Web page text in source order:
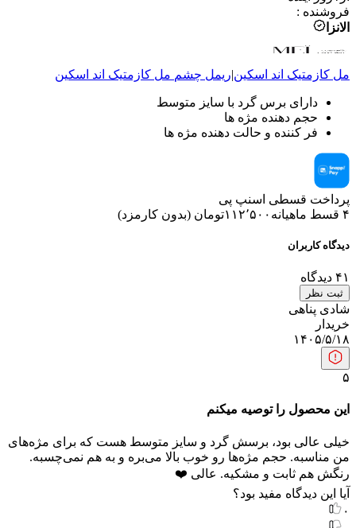
فروشنده :
الانزا
مل کازمتیک اند اسکین|ریمل چشم مل کازمتیک اند اسکین
دارای برس گرد با سایز متوسط
حجم دهنده مژه ها
فر کننده و حالت دهنده مژه ها
پرداخت قسطی اسنپ پی
۴ قسط ماهیانه
۱۱۲٬۵۰۰تومان (بدون کارمزد)
دیدگاه کاربران
۴۱ دیدگاه
ثبت نظر
شادی پناهی
خریدار
۱۴۰۵/۵/۱۸
۵
این محصول را توصیه میکنم
خیلی عالی بود، برسش گرد و سایز متوسط هست که برای مژه‌های
من مناسبه. حجم مژه‌ها رو خوب بالا می‌بره و به هم نمی‌چسبه.
رنگش هم ثابت و مشکیه. عالی ❤️
آیا این دیدگاه مفید بود؟
۰